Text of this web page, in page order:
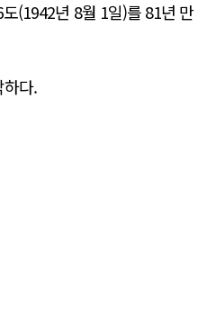
(1942년 8월 1일)를 81년 만
다.